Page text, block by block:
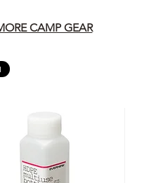
CAMP GEAR